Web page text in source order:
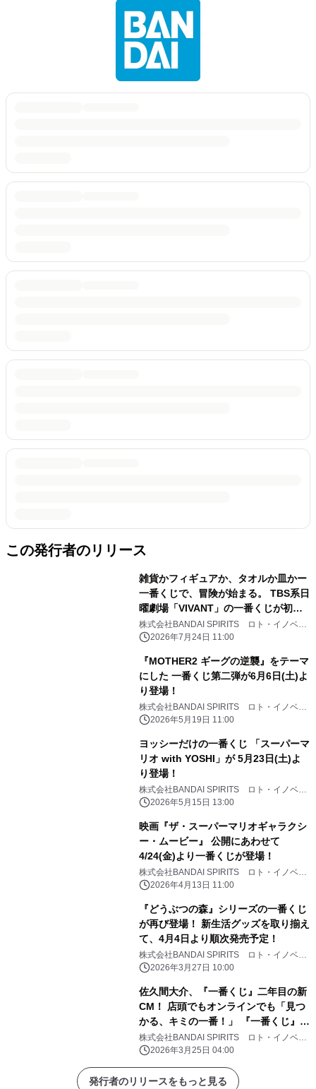
この発行者のリリース
雑貨かフィギュアか、タオルか皿かー
一番くじで、冒険が始まる。 TBS系日
曜劇場「VIVANT」の一番くじが初登
場！ 冒険の軌跡と熱気を思い起こさせ
る バラエティ豊かな商材をラインナッ
株式会社BANDAI SPIRITS ロト・イノベー
ション事業部
2026年7月24日 11:00
『MOTHER2 ギーグの逆襲』をテーマ
にした 一番くじ第二弾が6月6日(土)よ
り登場！
株式会社BANDAI SPIRITS ロト・イノベー
ション事業部
2026年5月19日 11:00
ヨッシーだけの一番くじ 「スーパーマ
リオ with YOSHI」が 5月23日(土)よ
り登場！
株式会社BANDAI SPIRITS ロト・イノベー
ション事業部
2026年5月15日 13:00
映画『ザ・スーパーマリオギャラクシ
ー・ムービー』 公開にあわせて
4/24(金)より一番くじが登場！
株式会社BANDAI SPIRITS ロト・イノベー
ション事業部
2026年4月13日 11:00
『どうぶつの森』シリーズの一番くじ
が再び登場！ 新生活グッズを取り揃え
て、4月4日より順次発売予定！
株式会社BANDAI SPIRITS ロト・イノベー
ション事業部
2026年3月27日 10:00
佐久間大介、『一番くじ』二年目の新
CM！ 店頭でもオンラインでも「見つ
かる、キミの一番！」 『一番くじ』新
CM「プレイリスト」篇 3月25日
（水）より公開 TVCMも3月25日
（水）から放映開始
株式会社BANDAI SPIRITS ロト・イノベー
ション事業部
2026年3月25日 04:00
発行者のリリースをもっと見る